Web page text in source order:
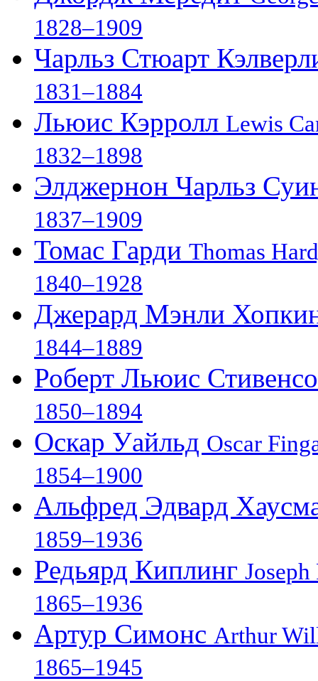
1828–1909
Чарльз Стюарт
1831–1884
Льюис Кэрролл Lewis
1832–1898
Элджернон Чарльз
1837–1909
Томас Гарди Thomas
1840–1928
Джерард Мэнли
1844–1889
Роберт Льюис
1850–1894
Оскар Уайльд Oscar
1854–1900
Альфред Эдвард
1859–1936
Редьярд Киплинг
1865–1936
Артур Симонс Arthur
1865–1945